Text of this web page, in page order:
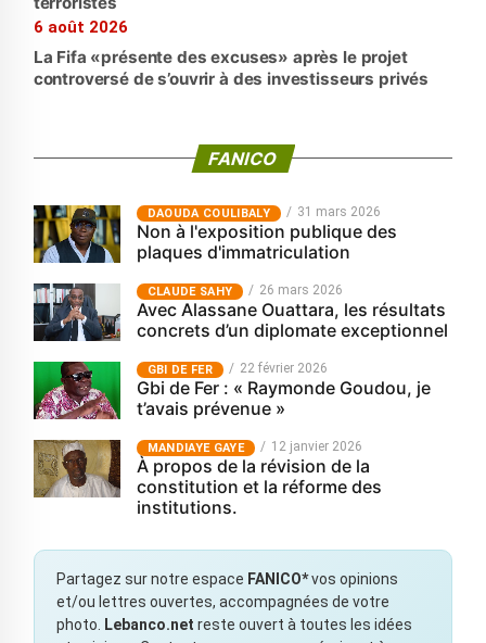
6 août 2026
La Fifa «présente des excuses» après le projet
controversé de s’ouvrir à des investisseurs privés
FANICO
‎DAOUDA COULIBALY 31 mars 2026
Non à l'exposition publique des
plaques d'immatriculation
CLAUDE SAHY 26 mars 2026
Avec Alassane Ouattara, les résultats
concrets d’un diplomate exceptionnel
GBI DE FER 22 février 2026
Gbi de Fer : « Raymonde Goudou, je
t’avais prévenue »
MANDIAYE GAYE 12 janvier 2026
À propos de la révision de la
constitution et la réforme des
institutions.
Partagez sur notre espace FANICO*vos opinions
et/ou lettres ouvertes, accompagnées de votre
photo.
Lebanco.net reste ouvert à toutes les idées